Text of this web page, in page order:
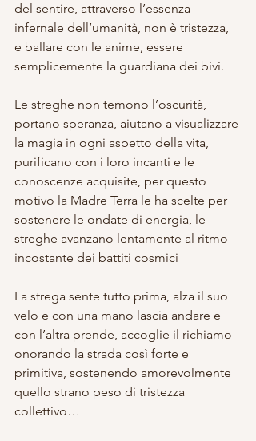
del sentire, attraverso l’essenza
infernale dell’umanità, non è tristezza,
e ballare con le anime, essere
semplicemente la guardiana dei bivi.
Le streghe non temono l’oscurità,
portano speranza, aiutano a visualizzare
la magia in ogni aspetto della vita,
purificano con i loro incanti e le
conoscenze acquisite, per questo
motivo la Madre Terra le ha scelte per
sostenere le ondate di energia, le
streghe avanzano lentamente al ritmo
incostante dei battiti cosmici
La strega sente tutto prima, alza il suo
velo e con una mano lascia andare e
con l’altra prende, accoglie il richiamo
onorando la strada così forte e
primitiva, sostenendo amorevolmente
quello strano peso di tristezza
collettivo…